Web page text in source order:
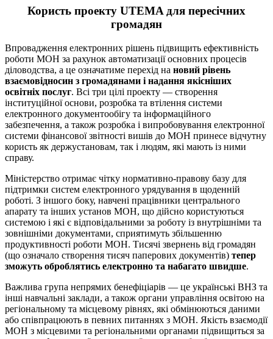
Користь проекту UТЕMA для пересічних
громадян
Впровадження електронних рішень підвищить ефективність
роботи МОН за рахунок автоматизації основних процесів
діловодства, а це означатиме перехід на новий рівень
взаємовідносин з громадянами і надання якісніших
освітніх послуг. Всі три цілі проекту — створення
інституційної основи, розробка та втілення системи
електронного документообігу та інформаційного
забезпечення, а також розробка і випробовування електронної
системи фінансової звітності вишів до МОН принесе відчутну
користь як держустановам, так і людям, які мають із ними
справу.
Міністерство отримає чітку нормативно-правову базу для
підтримки систем електронного урядування в щоденній
роботі. З іншого боку, навчені працівники центрального
апарату та інших установ МОН, що дійсно користуються
системою і які є відповідальними за роботу із внутрішніми та
зовнішніми документами, сприятимуть збільшенню
продуктивності роботи МОН. Тисячі звернень від громадян
(що означало створення тисяч паперових документів) тепер
зможуть оброблятись електронно та набагато швидше.
Важлива група непрямих бенефіціарів — це українські ВНЗ та
інші навчальні заклади, а також органи управління освітою на
регіональному та місцевому рівнях, які обмінюються даними
або співпрацюють в певних питаннях з МОН. Якість взаємодії
МОН з місцевими та регіональними органами підвищиться за